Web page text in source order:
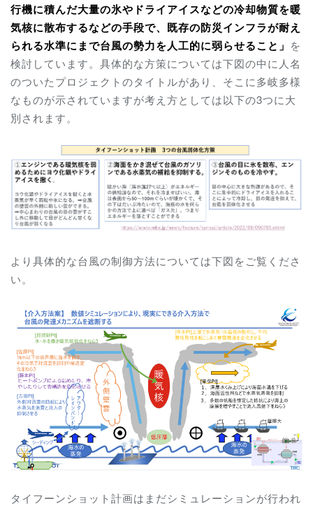
行機に積んだ大量の氷やドライアイスなどの冷却物質を暖
気核に散布するなどの手段で、既存の防災インフラが耐え
られる水準にまで台風の勢力を人工的に弱らせること」 を
検討しています。具体的な方策については下図の中に人名
のついたプロジェクトのタイトルがあり、そこに多岐多様
なものが示されていますが考え方としては以下の3つに大
別されます。
より具体的な台風の制御方法については下図をご覧くださ
い。
タイフーンショット計画はまだシミュレーションが行われ